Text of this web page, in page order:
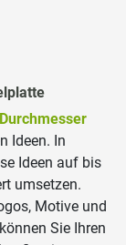
Durchmesser
Ideen. In
Ideen auf bis
umsetzen.
Motive und
Sie Ihren